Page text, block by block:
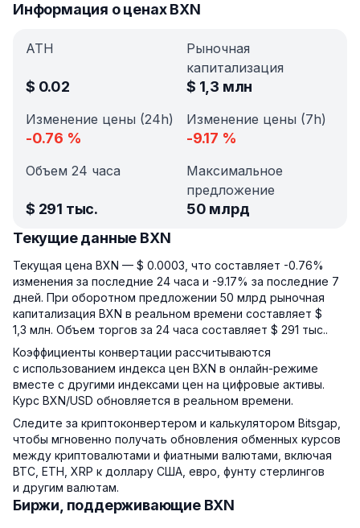
Информация о ценах BXN
ATH
$ 0.02
Рыночная
капитализация
$ 1,3 млн
Изменение цены (24h)
-0.76 %
Изменение цены (7h)
-9.17 %
Объем 24 часа
$ 291 тыс.
Максимальное
предложение
50 млрд
Текущие данные BXN
Текущая цена BXN — $ 0.0003, что составляет -0.76%
изменения за последние 24 часа и -9.17% за последние 7
дней. При оборотном предложении 50 млрд рыночная
капитализация BXN в реальном времени составляет $
1,3 млн. Объем торгов за 24 часа составляет $ 291 тыс..
Коэффициенты конвертации рассчитываются
с использованием индекса цен BXN в онлайн-режиме
вместе с другими индексами цен на цифровые активы.
Курс BXN/USD обновляется в реальном времени.
Следите за криптоконвертером и калькулятором Bitsgap,
чтобы мгновенно получать обновления обменных курсов
между криптовалютами и фиатными валютами, включая
BTC, ETH, XRP к доллару США, евро, фунту стерлингов
и другим валютам.
Биржи, поддерживающие BXN